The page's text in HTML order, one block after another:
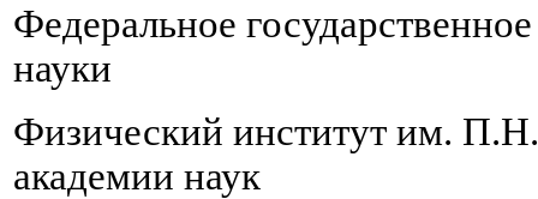
Федеральное
науки
Физический институт им.
академии наук